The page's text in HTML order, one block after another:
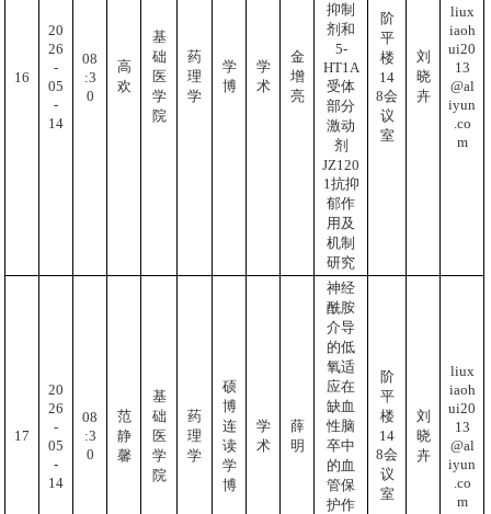
16
20
26
-
05
-
14
08
:3
0
高
欢
基
础
医
学
院
药
理
学
学
博
学
术
金
增
亮
抑制
剂和
5-
HT1A
受体
部分
激动
剂
JZ120
1抗抑
郁作
用及
机制
研究
阶
平
楼
14
8会
议
室
刘
晓
卉
liux
iaoh
ui20
13
@al
iyun
.co
m
17
20
26
-
05
-
14
08
:3
0
范
静
馨
基
础
医
学
院
药
理
学
硕
博
连
读
学
博
学
术
薛
明
神经
酰胺
介导
的低
氧适
应在
缺血
性脑
卒中
的血
管保
护作
阶
平
楼
14
8会
议
室
刘
晓
卉
liux
iaoh
ui20
13
@al
iyun
.co
m